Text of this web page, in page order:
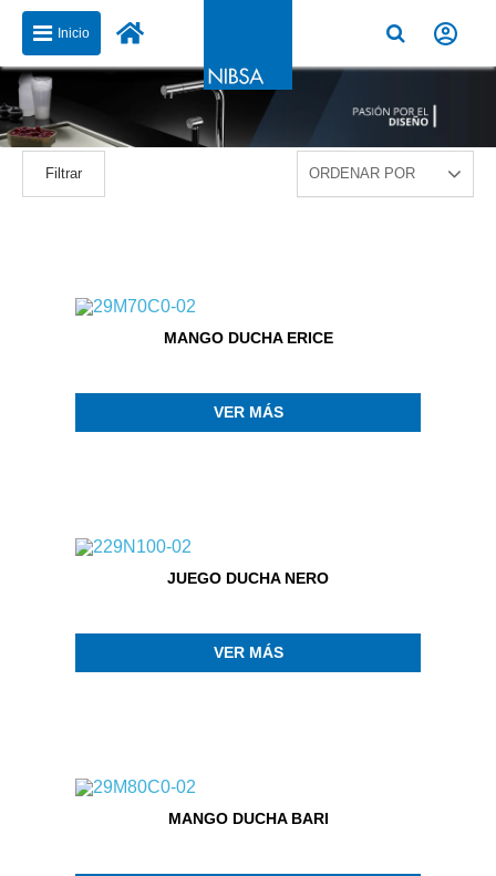
Inicio
Filtrar
MANGO DUCHA ERICE
VER MÁS
JUEGO DUCHA NERO
VER MÁS
MANGO DUCHA BARI